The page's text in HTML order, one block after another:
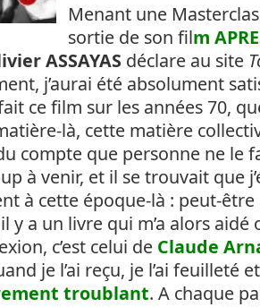
Menant une
sortie de son film
ASSAYAS déclare au site
j’aurai été absolument
ce film sur les années 70,
là, cette matière
compte que personne ne le
à venir, et il se trouvait que
à cette époque-là : peut-
y a un livre qui m’a alors
c’est celui de Claude
je l’ai reçu, je l’ai feuilleté
troublant. A chaque